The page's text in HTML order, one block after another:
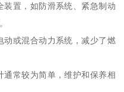
装置，如防滑系统、紧急制动
动或混合动力系统，减少了燃
通常较为简单，维护和保养相